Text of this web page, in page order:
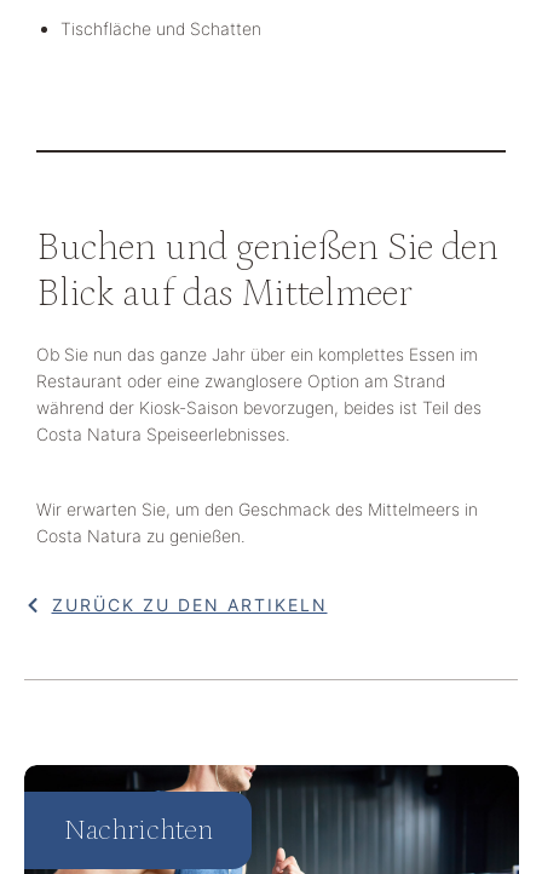
Tischfläche und Schatten
Buchen und genießen Sie den
Blick auf das Mittelmeer
Ob Sie nun das ganze Jahr über ein komplettes Essen im
Restaurant oder eine zwanglosere Option am Strand
während der Kiosk-Saison bevorzugen, beides ist Teil des
Costa Natura Speiseerlebnisses.
Wir erwarten Sie, um den Geschmack des Mittelmeers in
Costa Natura zu genießen.
ZURÜCK ZU DEN ARTIKELN
Nachrichten